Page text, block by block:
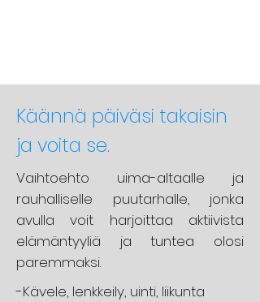
Käännä päiväsi takaisin
ja voita se.
Vaihtoehto uima-altaalle ja
rauhalliselle puutarhalle, jonka
avulla voit harjoittaa aktiivista
elämäntyyliä ja tuntea olosi
paremmaksi.
-Kävele, lenkkeily, uinti, liikunta